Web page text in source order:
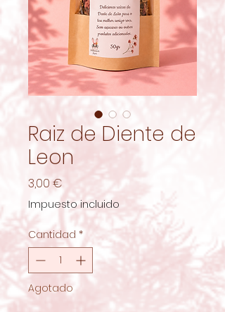
Raiz de Diente de
Leon
3,00 € Precio
Impuesto incluido
Cantidad *
Agotado